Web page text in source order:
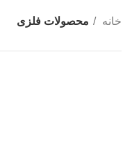
خانه محصولات فلزی